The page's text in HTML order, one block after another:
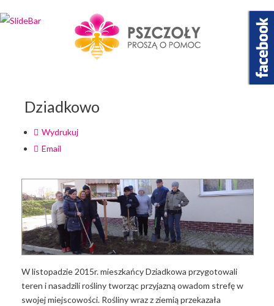
Dziadkowo
Wydrukuj
Email
W listopadzie 2015r. mieszkańcy Dziadkowa przygotowali
teren i nasadzili rośliny tworząc przyjazną owadom strefę w
swojej miejscowości. Rośliny wraz z ziemią przekazała
Wybierz projekt
który Cię interesuje